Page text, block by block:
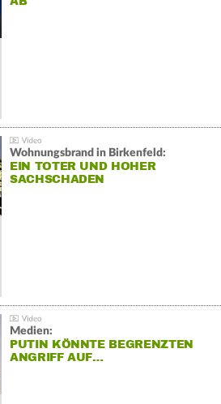
Wohnungsbrand in Birkenfeld:
EIN TOTER UND HOHER
SACHSCHADEN
Medien:
PUTIN KÖNNTE BEGRENZTEN
ANGRIFF AUF…